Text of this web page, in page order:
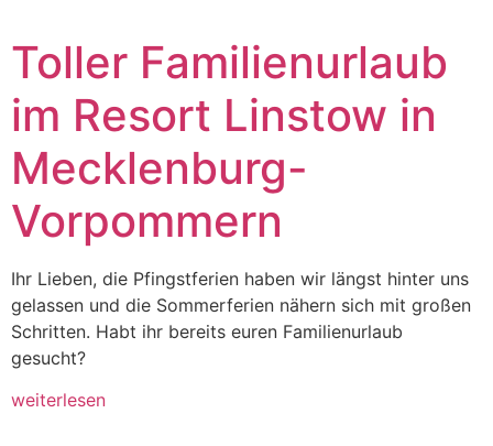
Toller Familienurlaub
im Resort Linstow in
Mecklenburg-
Vorpommern
Ihr Lieben, die Pfingstferien haben wir längst hinter uns
gelassen und die Sommerferien nähern sich mit großen
Schritten. Habt ihr bereits euren Familienurlaub
gesucht?
weiterlesen